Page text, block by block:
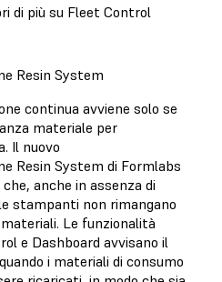
di più su Fleet Control
Resin System
continua avviene solo se
materiale per
Il nuovo
Resin System di Formlabs
anche in assenza di
stampanti non rimangano
Le funzionalità
e Dashboard avvisano il
i materiali di consumo